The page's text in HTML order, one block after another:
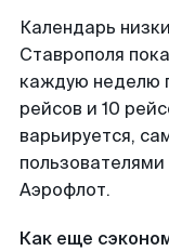
Календарь
Ставрополя
каждую неделю
рейсов и 10
варьируется,
Аэрофлот.
Как еще